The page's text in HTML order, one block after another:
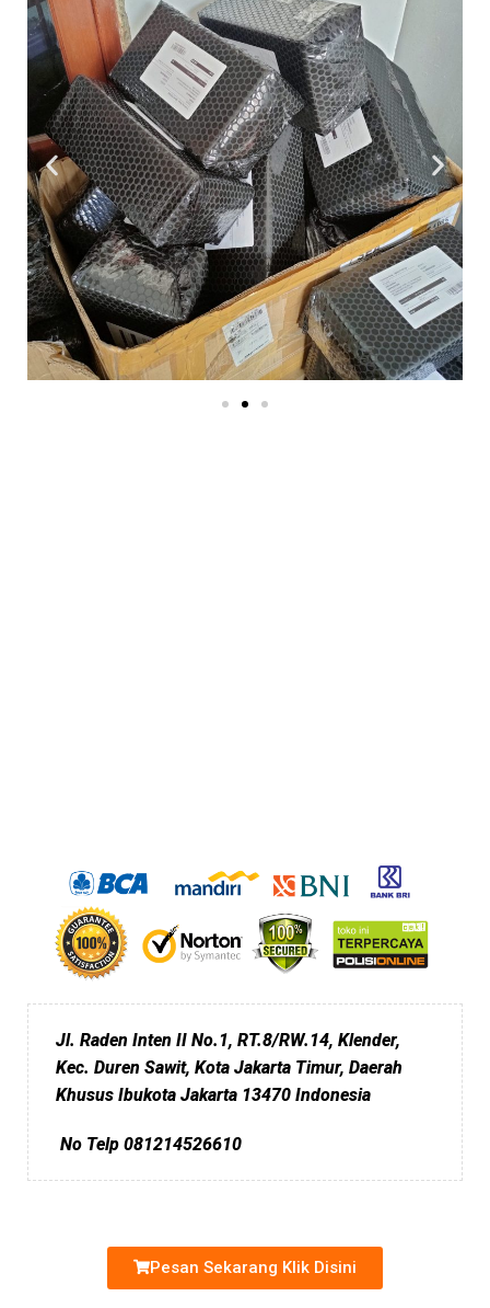
Jl. Raden Inten II No.1, RT.8/RW.14, Klender,
Kec. Duren Sawit, Kota Jakarta Timur, Daerah
Khusus Ibukota Jakarta 13470 Indonesia
No Telp 081214526610
Pesan Sekarang Klik Disini